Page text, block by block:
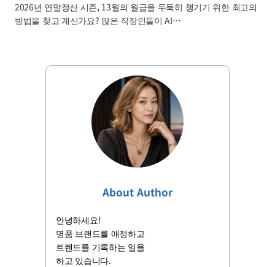
2026년 연말정산 시즌, 13월의 월급을 두둑히 챙기기 위한 최고의
방법을 찾고 계신가요? 많은 직장인들이 AI…
About Author
안녕하세요!
명품 브랜드를 애정하고
트렌드를 기록하는 일을
하고 있습니다.